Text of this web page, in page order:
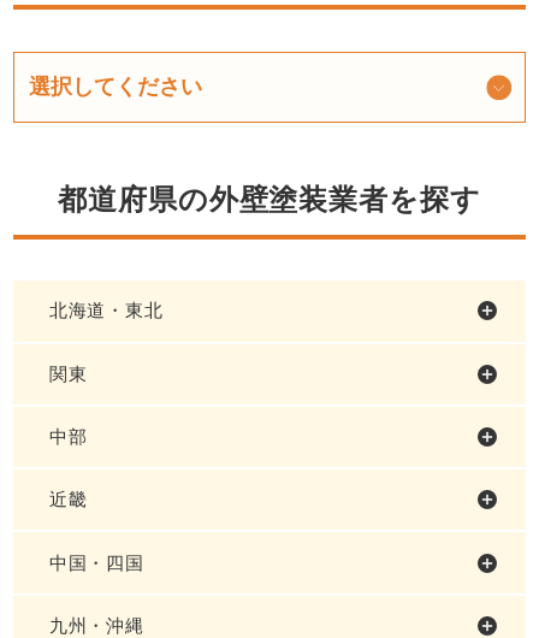
都道府県の外壁塗装業者を探す
北海道・東北
関東
中部
近畿
中国・四国
九州・沖縄